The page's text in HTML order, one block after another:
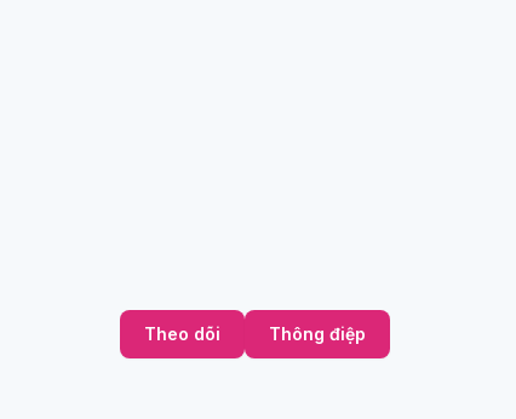
Theo dõi Thông điệp